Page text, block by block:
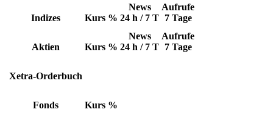
Indizes Kurs %
News
24 h / 7 T
Aufrufe
7 Tage
Aktien Kurs %
News
24 h / 7 T
Aufrufe
7 Tage
Xetra-Orderbuch
Fonds Kurs %